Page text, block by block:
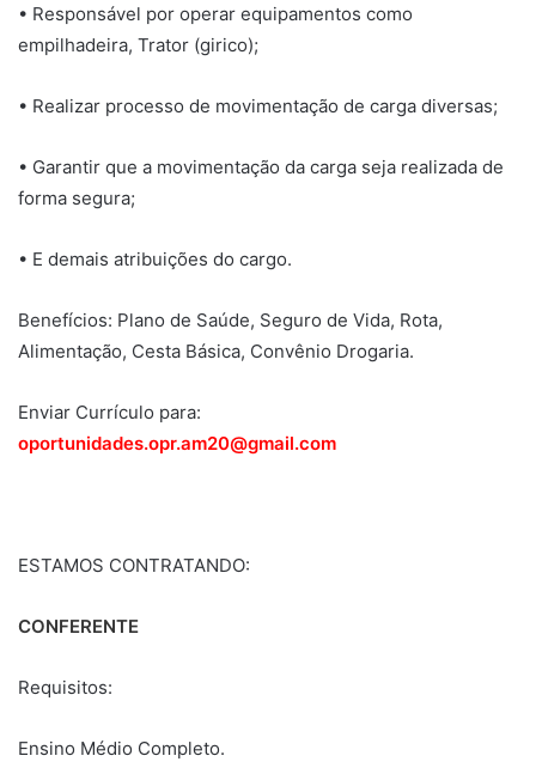
• Responsável por operar equipamentos como
empilhadeira, Trator (girico);
• Realizar processo de movimentação de carga diversas;
• Garantir que a movimentação da carga seja realizada de
forma segura;
• E demais atribuições do cargo.
Benefícios: Plano de Saúde, Seguro de Vida, Rota,
Alimentação, Cesta Básica, Convênio Drogaria.
Enviar Currículo para:
oportunidades.opr.am20@gmail.com
ESTAMOS CONTRATANDO:
CONFERENTE
Requisitos:
Ensino Médio Completo.